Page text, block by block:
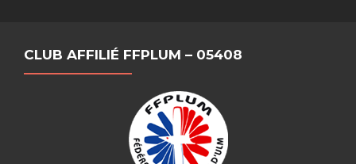
CLUB AFFILIÉ FFPLUM – 05408